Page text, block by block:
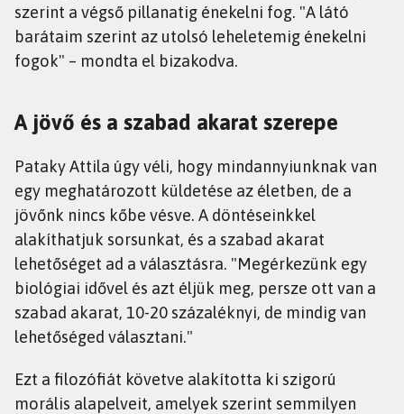
szerint a végső pillanatig énekelni fog. "A látó
barátaim szerint az utolsó leheletemig énekelni
fogok" – mondta el bizakodva.
A jövő és a szabad akarat szerepe
Pataky Attila úgy véli, hogy mindannyiunknak van
egy meghatározott küldetése az életben, de a
jövőnk nincs kőbe vésve. A döntéseinkkel
alakíthatjuk sorsunkat, és a szabad akarat
lehetőséget ad a választásra. "Megérkezünk egy
biológiai idővel és azt éljük meg, persze ott van a
szabad akarat, 10-20 százaléknyi, de mindig van
lehetőséged választani."
Ezt a filozófiát követve alakította ki szigorú
morális alapelveit, amelyek szerint semmilyen